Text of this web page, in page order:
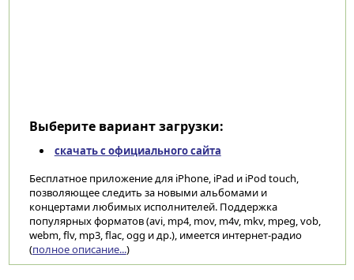
Выберите вариант загрузки:
скачать с официального сайта
Бесплатное приложение для iPhone, iPad и iPod touch,
позволяющее следить за новыми альбомами и
концертами любимых исполнителей. Поддержка
популярных форматов (avi, mp4, mov, m4v, mkv, mpeg, vob,
webm, flv, mp3, flac, ogg и др.), имеется интернет-радио
(полное описание...)